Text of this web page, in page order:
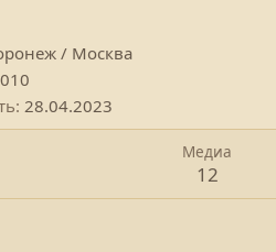
/ Москва
28.04.2023
Медиа
12